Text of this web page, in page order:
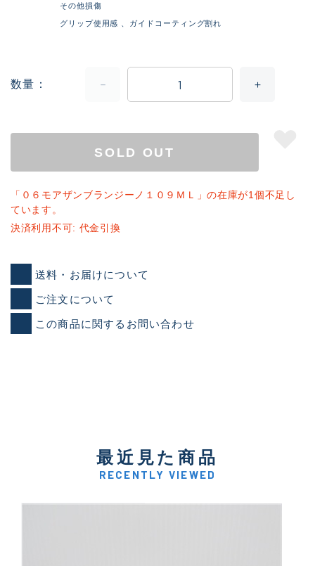
その他損傷
グリップ使用感 、ガイドコーティング割れ
数量
SOLD OUT
「０６モアザンブランジーノ１０９ＭＬ」の在庫が1個不足し
ています。
決済利用不可: 代金引換
送料・お届けについて
ご注文について
この商品に関するお問い合わせ
最近見た商品
RECENTLY VIEWED